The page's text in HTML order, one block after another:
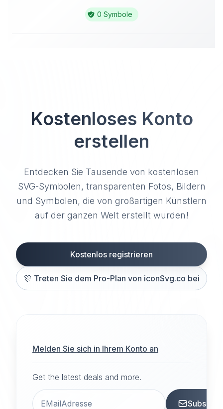
0 Symbole
Kostenloses Konto
erstellen
Entdecken Sie Tausende von kostenlosen
SVG-Symbolen, transparenten Fotos, Bildern
und Symbolen, die von großartigen Künstlern
auf der ganzen Welt erstellt wurden!
Kostenlos registrieren
🎊 Treten Sie dem Pro-Plan von iconSvg.co bei
Melden Sie sich in Ihrem Konto an
Get the latest deals and more.